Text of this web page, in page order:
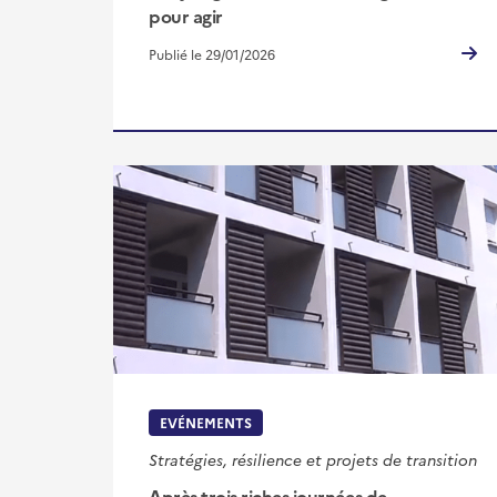
pour agir
Publié le 29/01/2026
EVÉNEMENTS
Stratégies, résilience et projets de transition